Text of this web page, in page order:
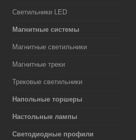
Светильники LED
Магнитные системы
Магнитные светильники
Магнитные треки
Трековые светильники
Напольные торшеры
Настольные лампы
Светодиодные профили